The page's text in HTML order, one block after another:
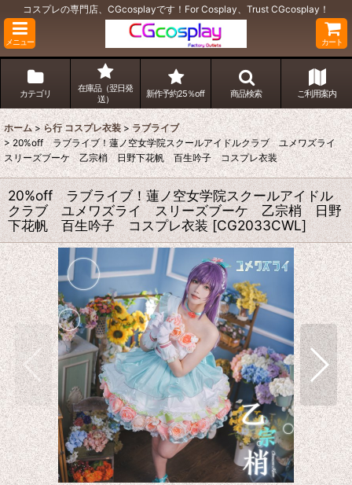
コスプレの専門店、CGcosplayです！For Cosplay、Trust CGcosplay！
メニュー カート
カテゴリ
在庫品（翌日発
送）
新作予約25％off 商品検索 ご利用案内
ホーム > ら行 コスプレ衣装 > ラブライブ
> 20%off ラブライブ！蓮ノ空女学院スクールアイドルクラブ ユメワズライ
スリーズブーケ 乙宗梢 日野下花帆 百生吟子 コスプレ衣装
20%off ラブライブ！蓮ノ空女学院スクールアイドル
クラブ ユメワズライ スリーズブーケ 乙宗梢 日野
下花帆 百生吟子 コスプレ衣装 [CG2033CWL]